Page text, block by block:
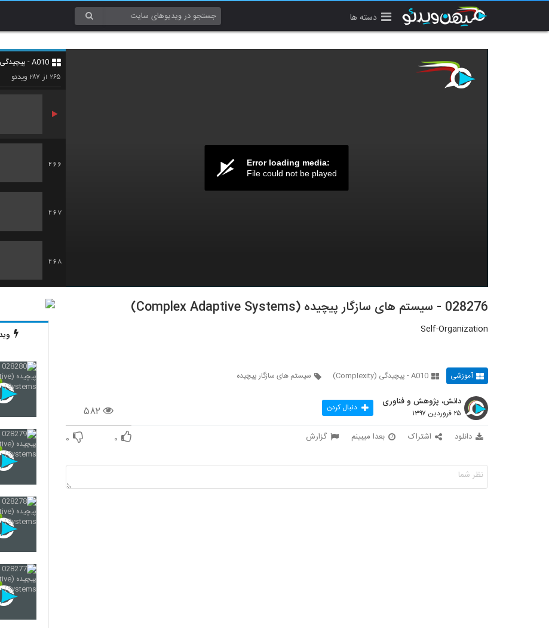
دسته ها
Error loading media:
File could not be played
A010 - پیچیدگی (Complexity)
۲۶۵ از ۲۸۷ ویدئو
264
266
267
268
269 028276 - سیستم های سازگار پیچیده (Complex Adaptive Systems)
Self-Organization
آموزشی A010 - پیچیدگی (Complexity) سیستم های سازگار پیچیده
۵۸۲
دانش، پژوهش و فناوری
۲۵ فروردین ۱۳۹۷ دنبال کردن
دانلود اشتراک بعدا میبینم گزارش ۰ ۰